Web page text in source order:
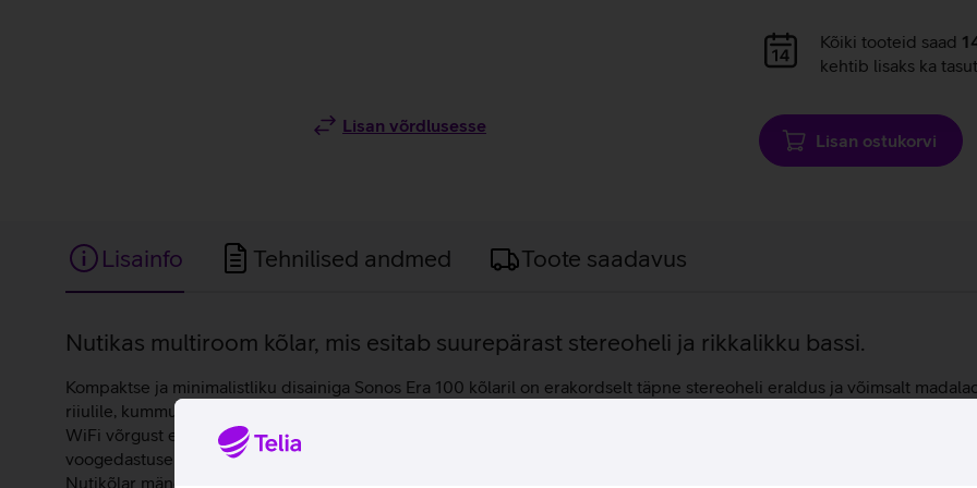
Lisan võrdlusesse
Andmete
laadimine
Kõiki tooteid saad
kehtib lisaks ka
Lisan ostukorvi
Lisainfo Tehnilised andmed Toote saadavus
Lisainfo
Nutikas multiroom kõlar, mis esitab suurepärast stereoheli ja rikkalikku bassi.
Kompaktse ja minimalistliku disainiga Sonos Era 100 kõlaril on erakordselt täpne stereoheli eraldus ja võimsalt
riiulile, kummutile, öökapile või teistesse hubastesse kohtadesse. Juhul kui oled kodus, saad mugavalt kasutada WiFi
WiFi võrgust eemal, siis saad mugavalt kasutada Bluetooth ühendust, et mängida oma lemmikpalu kõikjal. Sonos
voogedastuse teenustest ning panna iga ruumi jaoks mängima kasvõi eraldi laulu. Trueplay häälestustehnoloogia
Nutikõlar mängib kõike, nii muusikat, raadiot, podcaste ja kui ka palju muudki.